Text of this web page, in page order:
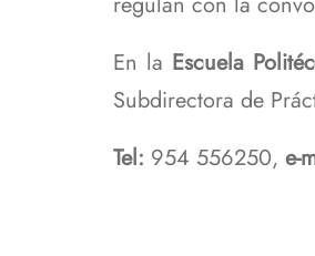
En la Escuela
Subdirectora de
Tel: 954 556250, e-